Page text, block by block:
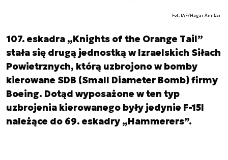
Fot. IAF/Hagar Amibar
107. eskadra „Knights of the Orange Tail”
stała się drugą jednostką w Izraelskich Siłach
Powietrznych, którą uzbrojono w bomby
kierowane SDB (Small Diameter Bomb) firmy
Boeing. Dotąd wyposażone w ten typ
uzbrojenia kierowanego były jedynie F-15I
należące do 69. eskadry „Hammerers”.